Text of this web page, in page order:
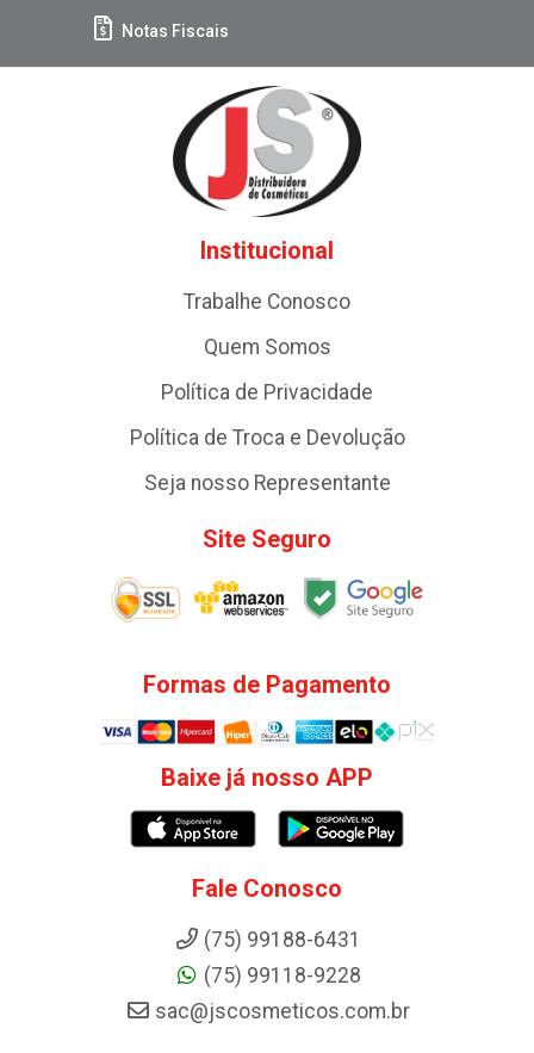
Notas Fiscais
Institucional
Trabalhe Conosco
Quem Somos
Política de Privacidade
Política de Troca e Devolução
Seja nosso Representante
Site Seguro
Formas de Pagamento
Baixe já nosso APP
Fale Conosco
(75) 99188-6431
(75) 99118-9228
sac@jscosmeticos.com.br